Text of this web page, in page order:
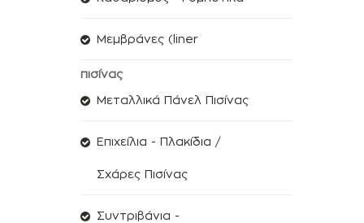
Μεμβράνες (liner
πισίνας
Μεταλλικά Πάνελ Πισίνας
Επιχείλια - Πλακίδια /
Σχάρες Πισίνας
Συντριβάνια -